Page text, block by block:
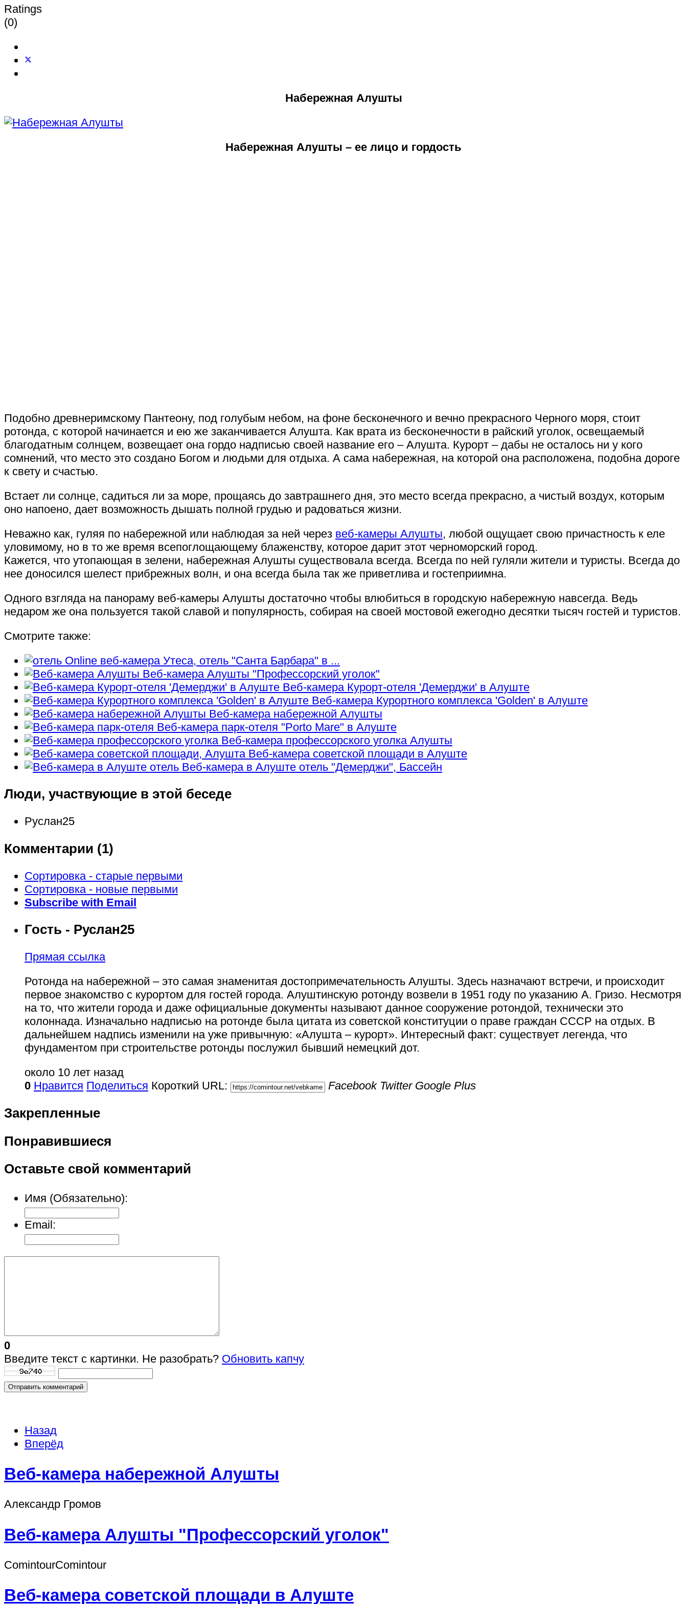
Ratings
(0)
Набережная Алушты
Набережная Алушты – ее лицо и гордость
Подобно древнеримскому Пантеону, под голубым небом, на фоне бесконечного и вечно прекрасного Черного моря, стоит
ротонда, с которой начинается и ею же заканчивается Алушта. Как врата из бесконечности в райский уголок, освещаемый
благодатным солнцем, возвещает она гордо надписью своей название его – Алушта. Курорт – дабы не осталось ни у кого
сомнений, что место это создано Богом и людьми для отдыха. А сама набережная, на которой она расположена, подобна дороге
к свету и счастью.
Встает ли солнце, садиться ли за море, прощаясь до завтрашнего дня, это место всегда прекрасно, а чистый воздух, которым
оно напоено, дает возможность дышать полной грудью и радоваться жизни.
Неважно как, гуляя по набережной или наблюдая за ней через веб-камеры Алушты, любой ощущает свою причастность к еле
уловимому, но в то же время всепоглощающему блаженству, которое дарит этот черноморский город.
Кажется, что утопающая в зелени, набережная Алушты существовала всегда. Всегда по ней гуляли жители и туристы. Всегда до
нее доносился шелест прибрежных волн, и она всегда была так же приветлива и гостеприимна.
Одного взгляда на панораму веб-камеры Алушты достаточно чтобы влюбиться в городскую набережную навсегда. Ведь
недаром же она пользуется такой славой и популярность, собирая на своей мостовой ежегодно десятки тысяч гостей и туристов.
Смотрите также:
Online веб-камера Утеса, отель "Санта Барбара" в ...
Веб-камера Алушты "Профессорский уголок"
Веб-камера Курорт-отеля 'Демерджи' в Алуште
Веб-камера Курортного комплекса 'Golden' в Алуште
Веб-камера набережной Алушты
Веб-камера парк-отеля "Porto Mare" в Алуште
Веб-камера профессорского уголка Алушты
Веб-камера советской площади в Алуште
Веб-камера в Алуште отель "Демерджи", Бассейн
Люди, участвующие в этой беседе
Руслан25
Комментарии (1)
Сортировка - старые первыми
Сортировка - новые первыми
Subscribe with Email
Гость - Руслан25
Прямая ссылка
Ротонда на набережной – это самая знаменитая достопримечательность Алушты. Здесь назначают встречи, и происходит
первое знакомство с курортом для гостей города. Алуштинскую ротонду возвели в 1951 году по указанию А. Гризо. Несмотря
на то, что жители города и даже официальные документы называют данное сооружение ротондой, технически это
колоннада. Изначально надписью на ротонде была цитата из советской конституции о праве граждан СССР на отдых. В
дальнейшем надпись изменили на уже привычную: «Алушта – курорт». Интересный факт: существует легенда, что
фундаментом при строительстве ротонды послужил бывший немецкий дот.
около 10 лет назад
0 Нравится Поделиться Короткий URL: Facebook Twitter Google Plus
Закрепленные
Понравившиеся
Оставьте свой комментарий
Имя (Обязательно):
Email:
0
Введите текст с картинки. Не разобрать? Обновить капчу
Отправить комментарий
Назад
Вперёд
Веб-камера набережной Алушты
Александр Громов
Веб-камера Алушты "Профессорский уголок"
СomintourСomintour
Веб-камера советской площади в Алуште